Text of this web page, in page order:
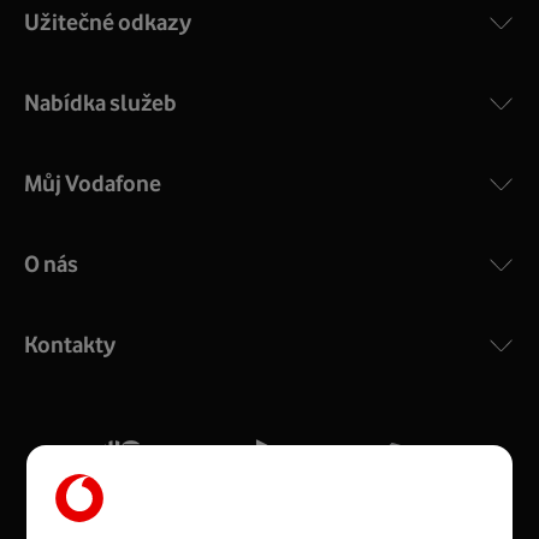
COMPAL CH7465VF
silný signál pro celou domácnost. Kompaktní rozměry 21
Více o COMPAL CH7465VF
Užitečné odkazy
Nabídka služeb
Můj Vodafone
O nás
Kontakty